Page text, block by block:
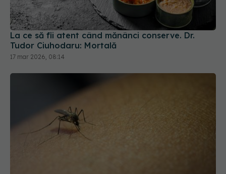
La ce să fii atent când mănânci conserve. Dr.
Tudor Ciuhodaru: Mortală
17 mar 2026, 08:14